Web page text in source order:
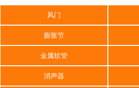
风门
膨胀节
金属软管
消声器